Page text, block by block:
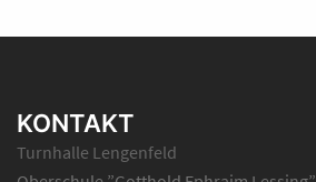
KONTAKT
Turnhalle Lengenfeld